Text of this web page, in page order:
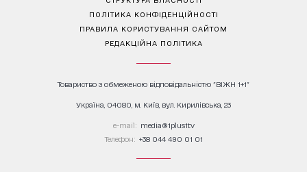
ПОЛІТИКА КОНФІДЕНЦІЙНОСТІ
ПРАВИЛА КОРИСТУВАННЯ САЙТОМ
РЕДАКЦІЙНА ПОЛІТИКА
Товариство з обмеженою відповідальністю "ВІЖН 1+1"
Україна, 04080, м. Київ, вул. Кирилівська, 23
е-mail: media@1plus1.tv
Телефон: +38 044 490 01 01